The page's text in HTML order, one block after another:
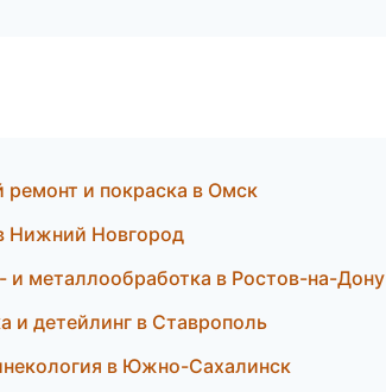
ремонт и покраска в Омск
Нижний Новгород
металлообработка в Ростов-на-Дону
и детейлинг в Ставрополь
в Южно-Сахалинск